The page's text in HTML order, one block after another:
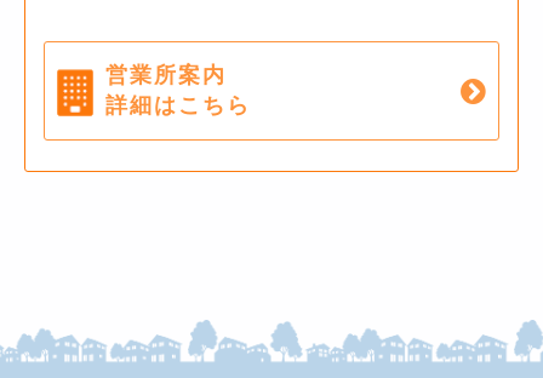
営業所案内
詳細はこちら